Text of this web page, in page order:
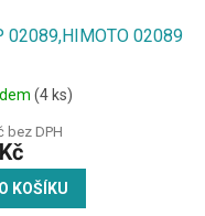
02089,HIMOTO 02089
(4 ks)
bez DPH
KOŠÍKU